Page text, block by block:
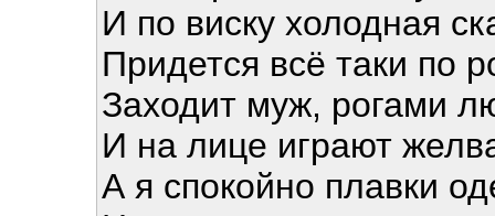
И по виску холодная
Придется всё таки по
Заходит муж, рогами
И на лице играют
А я спокойно плавки